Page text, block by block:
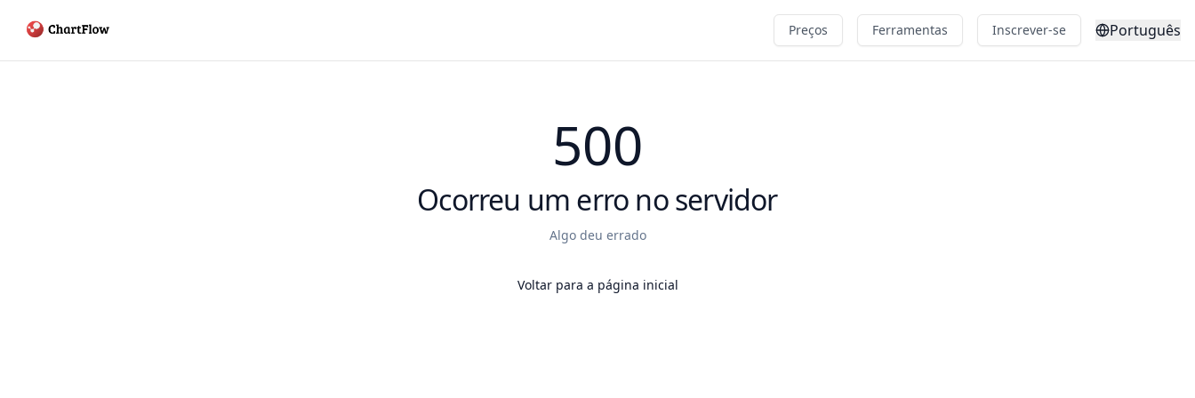
Preços Ferramentas Inscrever-se Português
500
Ocorreu um erro no servidor
Algo deu errado
Voltar para a página inicial